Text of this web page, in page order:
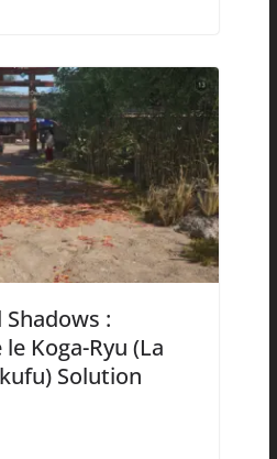
Shadows :
Koga-Ryu (La
Solution